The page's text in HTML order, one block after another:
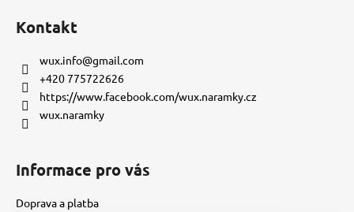
Kontakt
wux.info@gmail.com
+420 775722626
https://www.facebook.com/wux.naramky.cz
wux.naramky
Informace pro vás
Doprava a platba